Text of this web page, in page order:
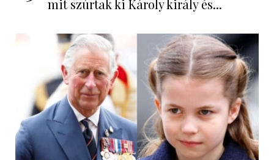
mit szúrtak ki Károly király és...